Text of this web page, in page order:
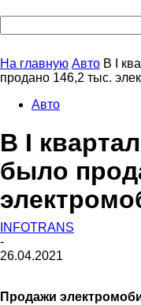
На главную Авто В I
продано 146,2 тыс.
Авто
В I
было
INFOTRANS
-
26.04.2021
Продажи